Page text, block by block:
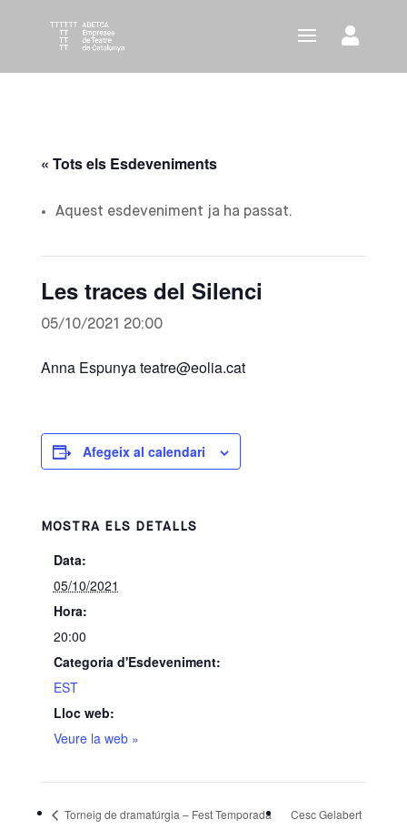
« Tots els Esdeveniments
Aquest esdeveniment ja ha passat.
Les traces del Silenci
05/10/2021 20:00
Anna Espunya teatre@eolia.cat
Afegeix al calendari
MOSTRA ELS DETALLS
Data:
05/10/2021
Hora:
20:00
Categoria d'Esdeveniment:
EST
Lloc web:
Veure la web »
Torneig de dramatúrgia – Fest Temporada
Cesc Gelabert